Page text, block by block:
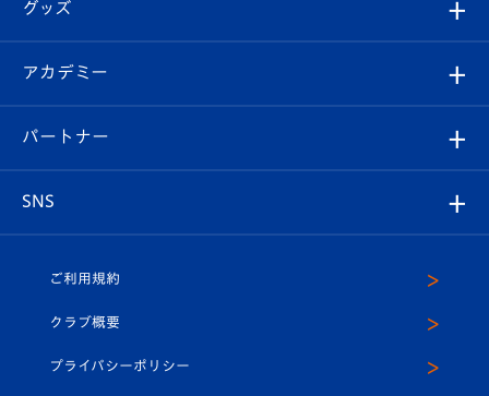
チケット
イベント
メディア
ホームタウン
スタッフプロフィール
マスコット紹介
Revive Team
ヴィヴィくんの長崎おもてなしガイド
フォトギャラリー
スタジアムグルメ
V-LOVERS（ファンクラブ）
プレイヤーズスイート
グッズ
オンラインショップ
店舗情報
アカデミー
育成からのお知らせ
U-18
パートナー
SNS
ヴィヴィくんインスタグラム
公式LINE＠
ご利用規約
クラブ概要
プライバシーポリシー